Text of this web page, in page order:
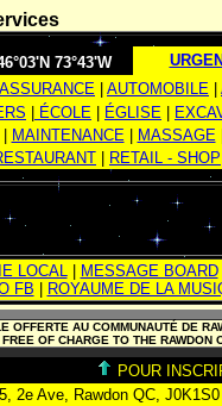
73°43'W
ASSURANCE AUTOMOBILE
ÉCOLE ÉGLISE
MAINTENANCE| MASSAGE|
RETAIL - SHOP
LOCAL| MESSAGE BOARD|
FB ROYAUME DE LA
OFFERTE AU COMMUNAUTÉ DE
OF CHARGE TO THE RAWDON
POUR
2e Ave, Rawdon QC, J0K1S0